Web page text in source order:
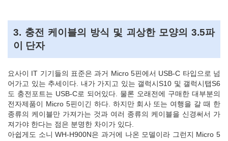
3. 충전 케이블의 방식 및 괴상한 모양의 3.5파
이 단자
요사이 IT 기기들의 표준은 과거 Micro 5핀에서 USB-C 타입으로 넘
어가고 있는 추세이다. 내가 가지고 있는 갤럭시S10 및 갤럭시탭S6
도 충전포트는 USB-C로 되어있다. 물론 오래전에 구매한 대부분의
전자제품이 Micro 5핀이긴 하다. 하지만 회사 또는 여행을 갈 때 한
종류의 케이블만 가져가는 것과 여러 종류의 케이블을 신경써서 가
져가야 한다는 점은 분명한 차이가 있다.
아쉽게도 소니 WH-H900N은 과거에 나온 모델이라 그런지 Micro 5